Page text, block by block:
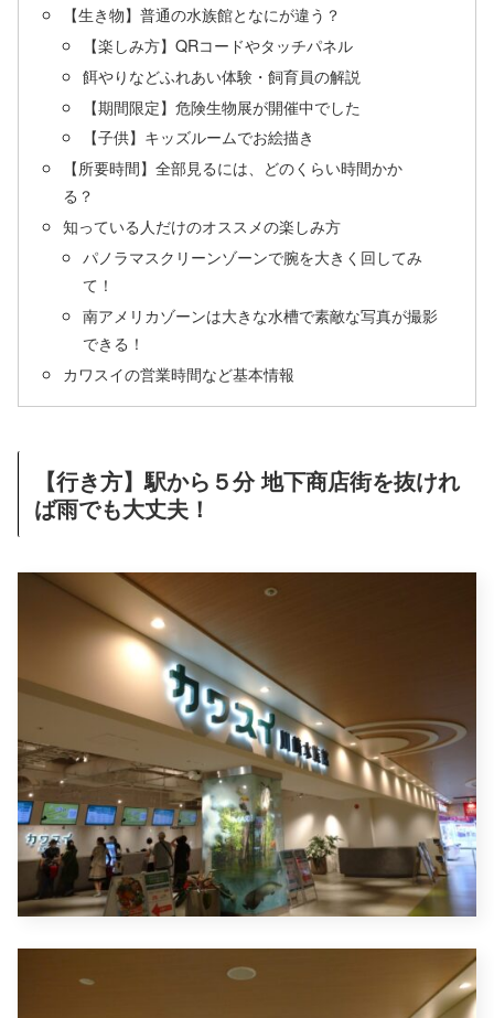
【生き物】普通の水族館となにが違う？
【楽しみ方】QRコードやタッチパネル
餌やりなどふれあい体験・飼育員の解説
【期間限定】危険生物展が開催中でした
【子供】キッズルームでお絵描き
【所要時間】全部見るには、どのくらい時間かか
る？
知っている人だけのオススメの楽しみ方
パノラマスクリーンゾーンで腕を大きく回してみ
て！
南アメリカゾーンは大きな水槽で素敵な写真が撮影
できる！
カワスイの営業時間など基本情報
【行き方】駅から５分 地下商店街を抜けれ
ば雨でも大丈夫！